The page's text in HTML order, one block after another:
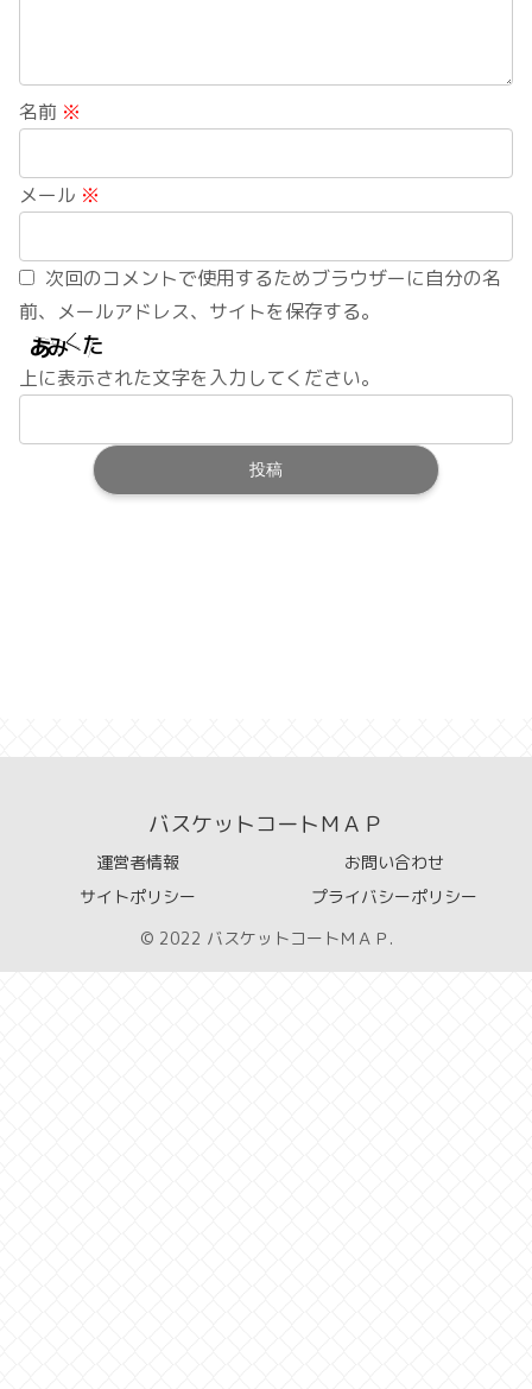
名前 ※
メール ※
次回のコメントで使用するためブラウザーに自分の名
前、メールアドレス、サイトを保存する。
上に表示された文字を入力してください。
バスケットコートＭＡＰ
運営者情報
お問い合わせ
サイトポリシー
プライバシーポリシー
© 2022 バスケットコートＭＡＰ.